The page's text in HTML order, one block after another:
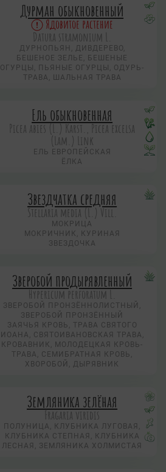
Дурман обыкновенный
Ядовитое растение
Datura stramonium L.
ДУРНОПЬЯН, ДИВДЕРЕВО,
БЕШЕНОЕ ЗЕЛЬЕ, БЕШЕНЫЕ
ОГУРЦЫ, ПЬЯНЫЕ ОГУРЦЫ, ОДУРЬ-
ТРАВА, ШАЛЬНАЯ ТРАВА
Ель обыкновенная
Picea abies (L.) Karst., Picea excelsa
(Lam.) Link
ЕЛЬ ЕВРОПЕЙСКАЯ
ЁЛКА
Звездчатка средняя
Stellaria media (L.) Vill.
МОКРИЦА
МОКРИЧНИК, КУРИНАЯ
ЗВЕЗДОЧКА
Зверобой продырявленный
Hypericum perforatum L.
ЗВЕРОБОЙ ПРОНЗЁННОЛИСТНЫЙ,
ЗВЕРОБОЙ ПРОНЗЁННЫЙ
ЗАЯЧЬЯ КРОВЬ, ТРАВА СВЯТОГО
ИОАНА, СВЯТОИВАНОВСКАЯ ТРАВА,
КРОВАВНИК, МОЛОДЕЦКАЯ КРОВЬ-
ТРАВА, СЕМИБРАТНАЯ КРОВЬ,
ХВОРОБОЙ, ДЫРЯВНИК
Земляника зелёная
Fragaria viridis
ПОЛУНИЦА, КЛУБНИКА ЛУГОВАЯ,
КЛУБНИКА СТЕПНАЯ, КЛУБНИКА
ЛЕСНАЯ, ЗЕМЛЯНИКА ХОЛМИСТАЯ